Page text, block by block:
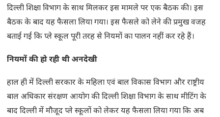
दिल्ली शिक्षा विभाग के साथ मिलकर इस मामले पर एक बैठक की। इस
बैठक के बाद यह फैसला लिया गया। इस फैसले को लेने की प्रमुख वजह
बताई गई कि प्ले स्कूल पूरी तरह से नियमों का पालन नहीं कर रहे हैं।
नियमों की हो रही थी अनदेखी
हाल ही में दिल्ली सरकार के महिला एवं बाल विकास विभाग और राष्ट्रीय
बाल अधिकार संरक्षण आयोग की दिल्ली शिक्षा विभाग के साथ मीटिंग के
बाद दिल्ली में मौजूद प्ले स्कूलों को लेकर यह फैसला लिया गया कि अब